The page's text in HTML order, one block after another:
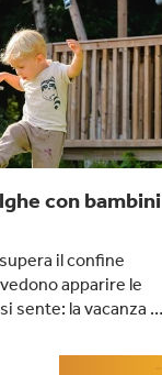
con bambini
il confine
apparire le
sente: la vacanza è
una delle mete